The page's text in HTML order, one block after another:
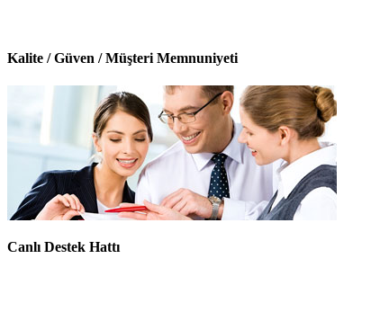
Kalite / Güven / Müşteri Memnuniyeti
Canlı Destek Hattı